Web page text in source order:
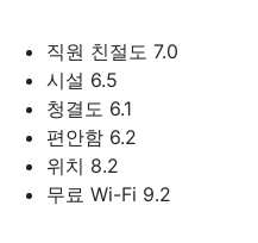
직원 친절도 7.0
시설 6.5
청결도 6.1
편안함 6.2
위치 8.2
무료 Wi-Fi 9.2